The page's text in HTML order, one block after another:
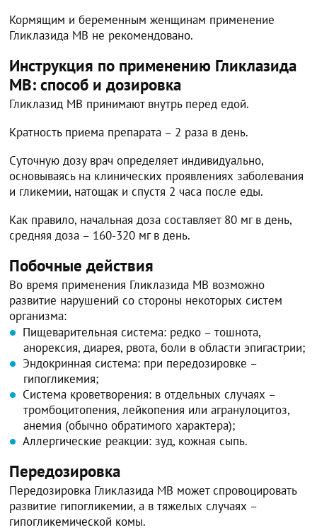
Кормящим и беременным женщинам применение
Гликлазида МВ не рекомендовано.
Инструкция по применению Гликлазида
МВ: способ и дозировка
Гликлазид МВ принимают внутрь перед едой.
Кратность приема препарата – 2 раза в день.
Суточную дозу врач определяет индивидуально,
основываясь на клинических проявлениях заболевания
и гликемии, натощак и спустя 2 часа после еды.
Как правило, начальная доза составляет 80 мг в день,
средняя доза – 160-320 мг в день.
Побочные действия
Во время применения Гликлазида МВ возможно
развитие нарушений со стороны некоторых систем
организма:
Пищеварительная система: редко – тошнота,
анорексия, диарея, рвота, боли в области эпигастрии;
Эндокринная система: при передозировке –
гипогликемия;
Система кроветворения: в отдельных случаях –
тромбоцитопения, лейкопения или агранулоцитоз,
анемия (обычно обратимого характера);
Аллергические реакции: зуд, кожная сыпь.
Передозировка
Передозировка Гликлазида МВ может спровоцировать
развитие гипогликемии, а в тяжелых случаях –
гипогликемической комы.